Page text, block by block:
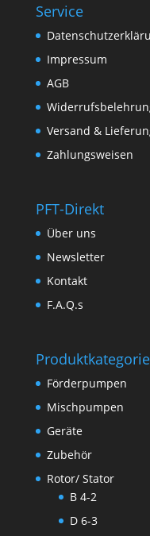
Service
Impressum
AGB
Versand &
Zahlungsweisen
PFT-Direkt
Über uns
Newsletter
Kontakt
F.A.Q.s
Förderpumpen
Mischpumpen
Geräte
Zubehör
Rotor/ Stator
B 4-2
D 6-3